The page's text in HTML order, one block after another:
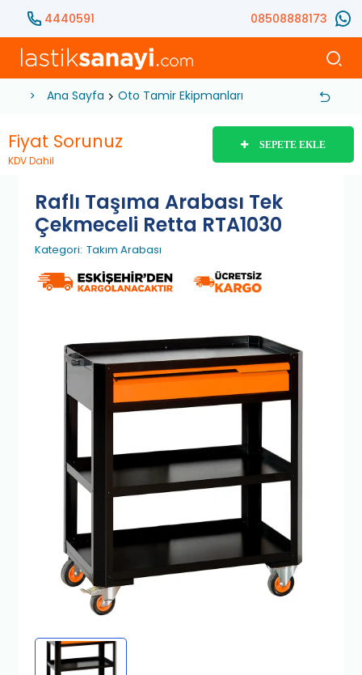
4440591 08508888173
Ana Sayfa Oto Tamir Ekipmanları Atölye ve
Fiyat Sorunuz
KDV Dahil
SEPETE EKLE
Raflı Taşıma Arabası Tek
Çekmeceli Retta RTA1030
Kategori: Takım Arabası